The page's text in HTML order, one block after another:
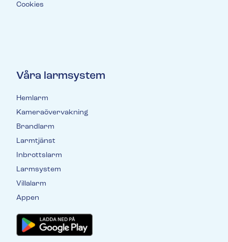
Cookies
Våra larmsystem
Hemlarm
Kameraövervakning
Brandlarm
Larmtjänst
Inbrottslarm
Larmsystem
Villalarm
Appen